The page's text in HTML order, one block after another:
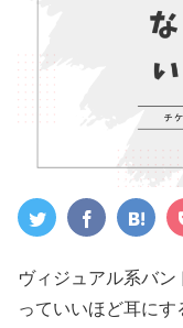
ヴィジュアル系バ
っていいほど耳にす